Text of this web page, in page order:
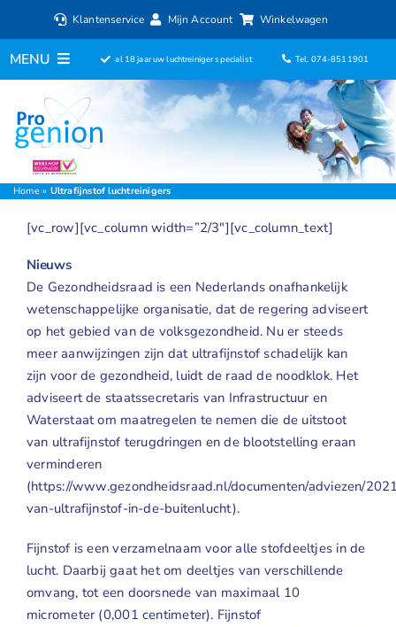
inhoud
Klantenservice Mijn Account Winkelwagen
MENU
Home
Luchtreinigers
Filters
Luchtbevochtigers
Ventilatoren
ionisator
Aromadiffusers
Geuren
Contact
al 18 jaar uw luchtreiniger specialist Tel. 074-8511901
Home» Ultrafijnstof luchtreinigers
[vc_row][vc_column width=”2/3″][vc_column_text]
Nieuws
De Gezondheidsraad is een Nederlands onafhankelijk
wetenschappelijke organisatie, dat de regering adviseert
op het gebied van de volksgezondheid. Nu er steeds
meer aanwijzingen zijn dat ultrafijnstof schadelijk kan
zijn voor de gezondheid, luidt de raad de noodklok. Het
adviseert de staatssecretaris van Infrastructuur en
Waterstaat om maatregelen te nemen die de uitstoot
van ultrafijnstof terugdringen en de blootstelling eraan
verminderen
(https://www.gezondheidsraad.nl/documenten/adviezen/
van-ultrafijnstof-in-de-buitenlucht).
Fijnstof is een verzamelnaam voor alle stofdeeltjes in de
lucht. Daarbij gaat het om deeltjes van verschillende
omvang, tot een doorsnede van maximaal 10
micrometer (0,001 centimeter). Fijnstof